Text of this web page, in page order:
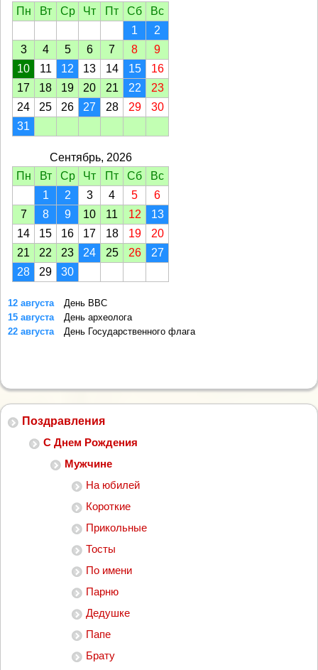
Поздравления
С Днем Рождения
Мужчине
На юбилей
Короткие
Прикольные
Тосты
По имени
Парню
Дедушке
Папе
Брату
Пн
Вт Ср Чт Пт Сб
Вс
1
2
3
4 5 6 7 8
9
10
11 12 13 14 15
16
17
18 19 20 21 22
23
24
25 26 27 28 29
30
31
Сентябрь, 2026
Пн
Вт Ср Чт Пт Сб
Вс
1
2 3 4 5
6
7
8 9 10 11 12
13
14
15 16 17 18 19
20
21
22 23 24 25 26
27
28
29 30
12 августа
День ВВС
15 августа
День археолога
22 августа
День Государственного флага